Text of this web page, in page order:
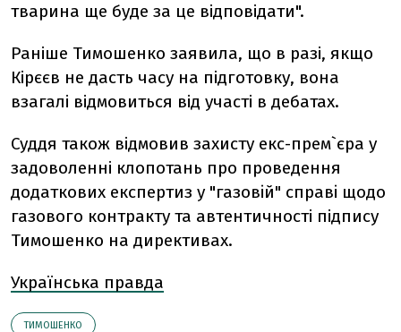
тварина ще буде за це відповідати".
Раніше Тимошенко заявила, що в разі, якщо
Кірєєв не дасть часу на підготовку, вона
взагалі відмовиться від участі в дебатах.
Суддя також відмовив захисту екс-прем`єра у
задоволенні клопотань про проведення
додаткових експертиз у "газовiй" справi щодо
газового контракту та автентичності підпису
Тимошенко на директивах.
Українська правда
ТИМОШЕНКО